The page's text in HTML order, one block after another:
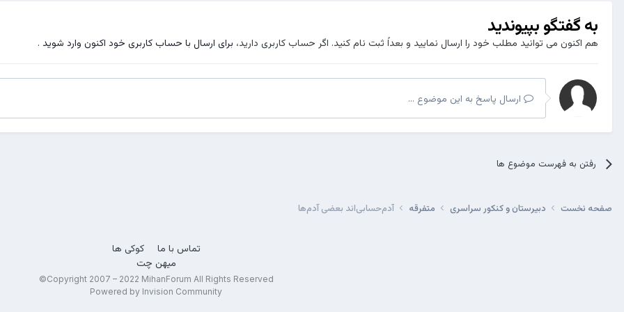
به گفتگو بپیوندید
هم اکنون می توانید مطلب خود را ارسال نمایید و بعداً ثبت نام کنید. اگر حساب کاربری دارید، برای ارسال با حساب کاربری خود اکنون وارد شوید .
ارسال پاسخ به این موضوع ...
رفتن به فهرست موضوع ها
صفحه نخست دبیرستان و کنکور سراسری متفرقه آدم‌حسابی‌اند بعضی آدم‌ها
تماس با ما
کوکی ها
میهن چت
Copyright 2007 – 2022 MihanForum All Rights Reserved©
Powered by Invision Community